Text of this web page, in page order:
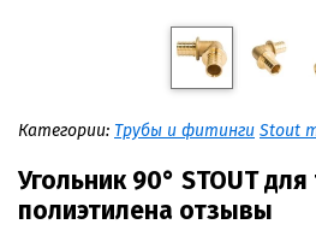
Категории: Трубы и фитинги Stout
Угольник 90° STOUT
полиэтилена отзывы